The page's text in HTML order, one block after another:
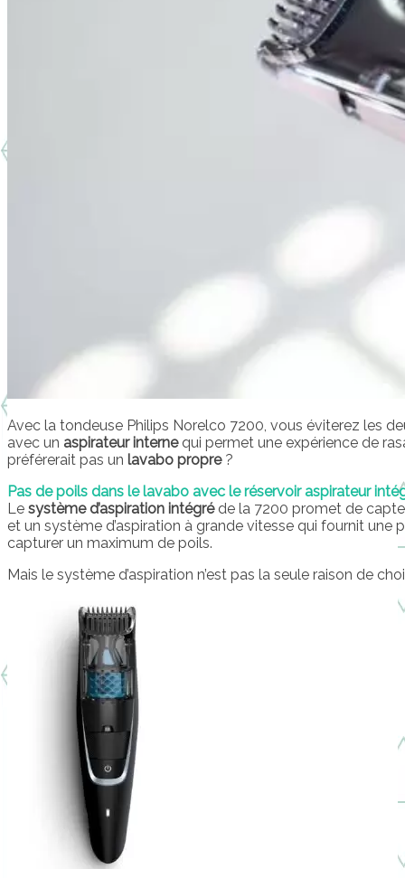
Avec la tondeuse Philips Norelco 7200, vous éviterez les
avec un aspirateur internequi permet une expérience de
préférerait pas un lavabo propre?
Pas de poils dans le lavabo avec le réservoir aspirateur
Le système d’aspiration intégréde la 7200 promet de
et un système d’aspiration à grande vitesse qui fournit une
capturer un maximum de poils.
Mais le système d’aspiration n’est pas la seule raison de